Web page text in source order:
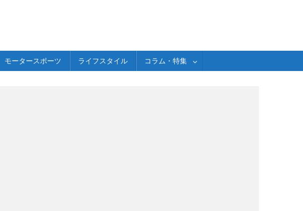
モータースポーツ ライフスタイル コラム・特集